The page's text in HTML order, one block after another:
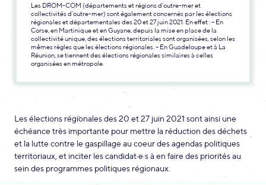
Les DROM-COM (départements et régions d’outre-mer et
collectivités d’outre-mer) sont également concernés par les élections
régionales et départementales des 20 et 27 juin 2021. En effet : – En
Corse, en Martinique et en Guyane, depuis la mise en place de la
collectivité unique, des élections territoriales sont organisées, selon les
mêmes règles que les élections régionales. – En Guadeloupe et à La
Réunion, se tiennent des élections régionales similaires à celles
organisées en métropole.
Les élections régionales des 20 et 27 juin 2021 sont ainsi une
échéance très importante pour mettre la réduction des déchets
et la lutte contre le gaspillage au coeur des agendas politiques
territoriaux, et inciter les candidat·e·s à en faire des priorités au
sein des programmes politiques régionaux.